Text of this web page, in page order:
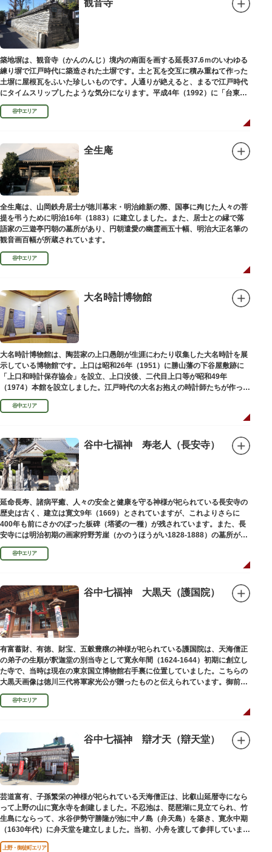
観音寺
築地塀は、観音寺（かんのんじ）境内の南面を画する延長37.6ｍのいわゆる
練り塀で江戸時代に築造された土塀です。土と瓦を交互に積み重ねて作った
土塀に屋根瓦をふいた珍しいものです。人通りが絶えると、まるで江戸時代
にタイムスリップしたような気分になります。平成4年（1992）に「台東区
まちかど賞」を受賞しました。
谷中エリア
全生庵
全生庵は、山岡鉄舟居士が徳川幕末・明治維新の際、国事に殉じた人々の菩
提を弔うために明治16年（1883）に建立しました。また、居士との縁で落
語家の三遊亭円朝の墓所があり、円朝遣愛の幽霊画五十幅、明治大正名筆の
観音画百幅が所蔵されています。
谷中エリア
大名時計博物館
大名時計博物館は、陶芸家の上口愚朗が生涯にわたり収集した大名時計を展
示している博物館です。上口は昭和26年（1951）に勝山藩の下谷屋敷跡に
「上口和時計保存協会」を設立、上口没後、二代目上口等が昭和49年
（1974）本館を設立しました。江戸時代の大名お抱えの時計師たちが作った
櫓時計、台時計、枕時計などが並びます。
谷中エリア
谷中七福神 寿老人（長安寺）
延命長寿、諸病平癒、人々の安全と健康を守る神様が祀られている長安寺の
歴史は古く、建立は寛文9年（1669）とされていますが、これよりさらに
400年も前にさかのぼった板碑（塔婆の一種）が残されています。また、長
安寺には明治初期の画家狩野芳崖（かのうほうがい1828-1888）の墓所があ
ります。
谷中エリア
谷中七福神 大黒天（護国院）
有富蓄財、有徳、財宝、五穀豊穣の神様が祀られている護国院は、天海僧正
の弟子の生順が釈迦堂の別当寺として寛永年間（1624-1644）初期に創立し
た寺で、当時は現在の東京国立博物館右手裏に位置していました。こちらの
大黒天画像は徳川三代将軍家光公が贈ったものと伝えられています。御前立
の大黒天木像は台東区文化財に指定されています。
谷中エリア
谷中七福神 辯才天（辯天堂）
芸道富有、子孫繁栄の神様が祀られている天海僧正は、比叡山延暦寺になら
って上野の山に寛永寺を創建しました。不忍池は、琵琶湖に見立てられ、竹
生島にならって、水谷伊勢守勝隆が池に中ノ島（弁天島）を築き、寛永中期
（1630年代）に弁天堂を建立しました。当初、小舟を渡して参拝していまし
たが、後に橋が架けられました。
上野・御徒町エリア